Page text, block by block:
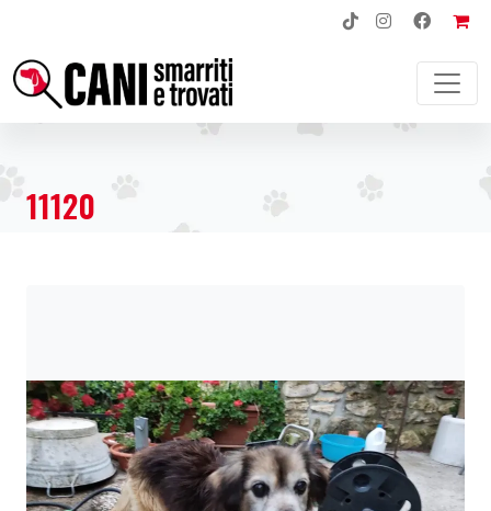
NAVIGAZIONE PRINCIPALE
11120